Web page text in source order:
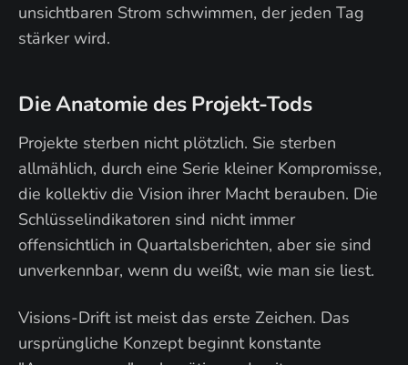
unsichtbaren Strom schwimmen, der jeden Tag
stärker wird.
Die Anatomie des Projekt-Tods
Projekte sterben nicht plötzlich. Sie sterben
allmählich, durch eine Serie kleiner Kompromisse,
die kollektiv die Vision ihrer Macht berauben. Die
Schlüsselindikatoren sind nicht immer
offensichtlich in Quartalsberichten, aber sie sind
unverkennbar, wenn du weißt, wie man sie liest.
Visions-Drift ist meist das erste Zeichen. Das
ursprüngliche Konzept beginnt konstante